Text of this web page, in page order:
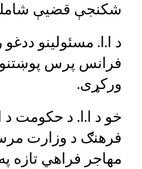
شکنجې قضیې
د ا.ا. مسئولینو ددغو
فرانس پرس
ورکړی.
خو د ا.ا. د حکومت د
فرهنګ د وزارت
مهاجر فراهي تازه